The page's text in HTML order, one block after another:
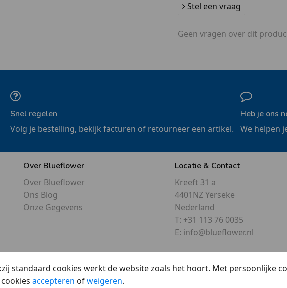
Stel een vraag
Geen vragen over dit
Snel regelen
Volg je bestelling, bekijk facturen of retourneer een artikel.
Heb je ons
We helpen
Over Blueflower
Over Blueflower
Ons Blog
Onze Gegevens
Locatie & Contact
Kreeft 31 a
4401NZ Yerseke
Nederland
T: +31 113 76 0035
E: info@blueflower.nl
standaard cookies werkt de website zoals het hoort. Met persoonlijke
accepteren ofweigeren.